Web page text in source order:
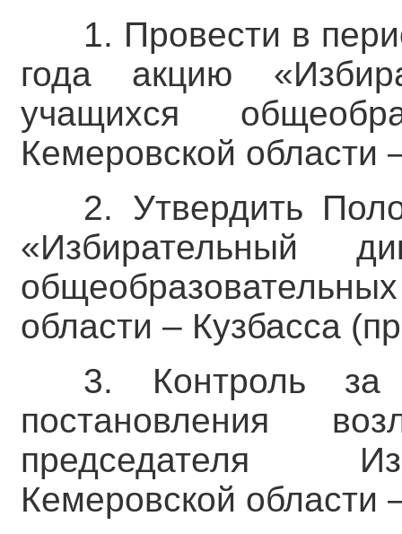
1. Провести в
года акцию
учащихся
Кемеровской области
2. Утвердить
«Избирательный
области – Кузбасса
3. Контроль за
постановления
председателя
Кемеровской области